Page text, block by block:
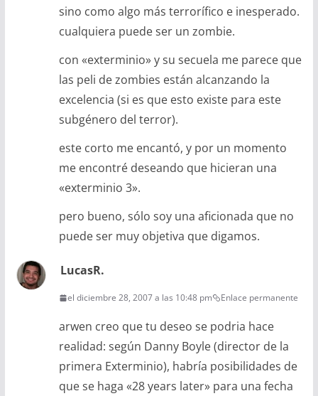
sino como algo más terrorífico e inesperado.
cualquiera puede ser un zombie.
con «exterminio» y su secuela me parece que
las peli de zombies están alcanzando la
excelencia (si es que esto existe para este
subgénero del terror).
este corto me encantó, y por un momento
me encontré deseando que hicieran una
«exterminio 3».
pero bueno, sólo soy una aficionada que no
puede ser muy objetiva que digamos.
LucasR.
el diciembre 28, 2007 a las 10:48 pm Enlace permanente
arwen creo que tu deseo se podria hace
realidad: según Danny Boyle (director de la
primera Exterminio), habría posibilidades de
que se haga «28 years later» para una fecha